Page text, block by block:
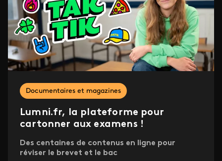
Documentaires et magazines
Lumni.fr, la plateforme pour
cartonner aux examens !
Des centaines de contenus en ligne pour
réviser le brevet et le bac